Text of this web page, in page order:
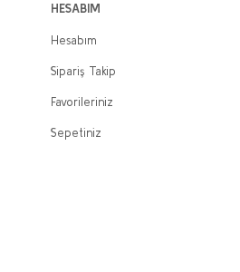
HESABIM
Hesabım
Sipariş Takip
Favorileriniz
Sepetiniz